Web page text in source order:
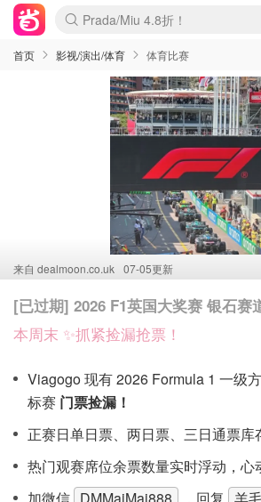
麦卢卡蜂蜜夏促！个位数！
Prada/Miu 4.8折！
啥？必胜客披萨5折！
首页 影视/演出/体育 体育比赛
来自 dealmoon.co.uk 07-05更新
[已过期] 2026 F1英国大奖赛 银石赛
本周末 ✨抓紧捡漏抢票！
Viagogo 现有 2026 Formula 1 一级
标赛 门票捡漏！
正赛日单日票、两日票、三日通票库
热门观赛席位余票数量实时浮动，心